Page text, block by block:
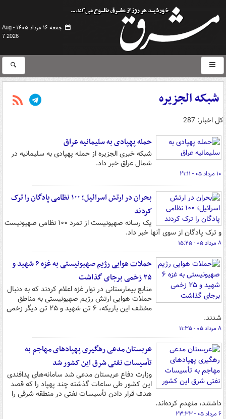
جمعه ۱۶ مرداد ۱۴۰۵ -
Aug
7 2026
شبکه الجزیره
کل اخبار: 287
حمله پهپادی به سلیمانیه عراق
شبکه خبری الجزیره از حمله پهپادی به سلیمانیه در
شمال عراق خبر داد.
۱۰ مرداد ۰۵ - ۲۱:۱۱
بحران در ارتش اسرائیل؛ ۱۰۰ نظامی پادگان را ترک
کردند
یک رسانه صهیونیست از تمرد ۱۰۰ نظامی صهیونیست
و ترک پادگان از سوی آنها خبر داد.
۸ مرداد ۰۵ - ۱۵:۲۵
حملات هوایی رژیم صهیونیستی به غزه ۶ شهید و
۲۵ زخمی برجای گذاشت
منابع بیمارستانی در نوار غزه اعلام کردند که به دنبال
حملات هوایی ارتش رژیم صهیونیستی به مناطق
مختلف این باریکه، ۶ تن شهید و ۲۵ تن دیگر زخمی
شدند.
۸ مرداد ۰۵ - ۱۱:۳۵
عربستان مدعی رهگیری پهپادهای مهاجم به
تأسیسات نفتی شرق این کشور شد
وزارت دفاع عربستان مدعی شد سامانه‌های پدافندی
این کشور طی ساعات گذشته چند پهپاد را که قصد
هدف قرار دادن تأسیسات نفتی در منطقه شرقی را
داشتند، منهدم کرده‌اند.
۶ مرداد ۰۵ - ۲۳:۳۳